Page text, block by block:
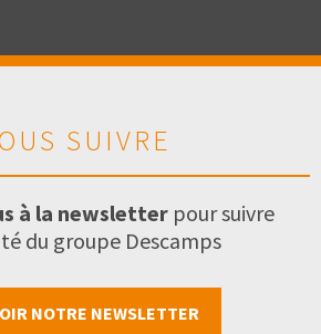
SUIVRE
à la newsletter pour suivre
du groupe Descamps
NOTRE NEWSLETTER